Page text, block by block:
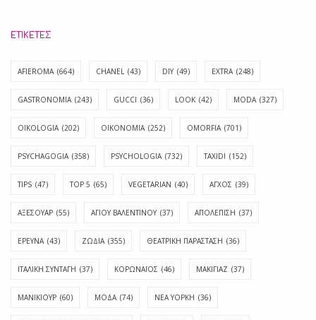
ΕΤΙΚΈΤΕΣ
AFIEROMA (664) CHANEL (43) DIY (49) EXTRA (248)
GASTRONOMIA (243) GUCCI (36) LOOK (42) MODA (327)
OIKOLOGIA (202) OIKONOMIA (252) OMORFIA (701)
PSYCHAGOGIA (358) PSYCHOLOGIA (732) TAXIDI (152)
TIPS (47) TOP 5 (65) VEGETARIAN (40) ΑΓΧΟΣ (39)
ΑΞΕΣΟΥΑΡ (55) ΑΓΊΟΥ ΒΑΛΕΝΤΊΝΟΥ (37) ΑΠΟΛΈΠΙΣΗ (37)
ΕΡΕΥΝΑ (43) ΖΩΔΙΑ (355) ΘΕΑΤΡΙΚΗ ΠΑΡΑΣΤΑΣΗ (36)
ΙΤΑΛΙΚΗ ΣΥΝΤΑΓΗ (37) ΚΟΡΩΝΑΪΟΣ (46) ΜΑΚΙΓΙΑΖ (37)
ΜΑΝΙΚΙΟΥΡ (60) ΜΟΔΑ (74) ΝΕΑ ΥΟΡΚΗ (36)